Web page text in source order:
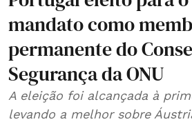
mandato como
permanente do
Segurança da ONU
A eleição foi alcançada à
levando a melhor sobre